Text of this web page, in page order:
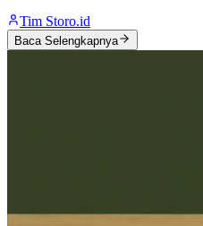
Tim Storo.id
Baca Selengkapnya